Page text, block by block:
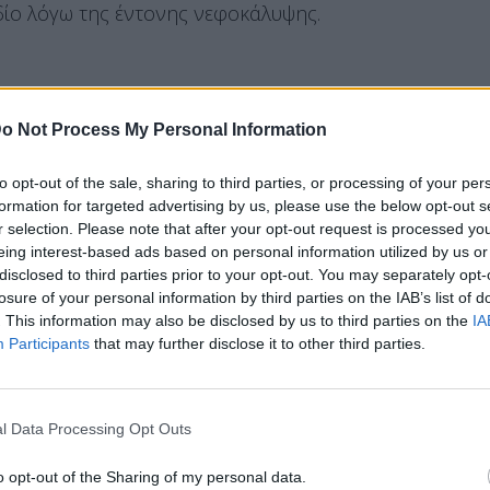
Not Process My Personal Information
opt-out of the sale, sharing to third parties, or processing of your
for targeted advertising by us, please use the below opt-out
selection. Please note that after your opt-out request is processed
interest-based ads based on personal information utilized by us
to third parties prior to your opt-out. You may separately
of your personal information by third parties on the IAB’s list of
This information may also be disclosed by us to third parties on the
Participants that may further disclose it to other third parties.
Data Processing Opt Outs
opt-out of the Sharing of my personal data.
λόγω της έντονης νεφοκάλυψης.
που αναμένονται τις επόμενες
(ΕΜΥ)προχώρησε σε επικαιροποίηση του
τις περιοχές που αναμένεται να
καθώς τα φαινόμενα ενδέχεται να